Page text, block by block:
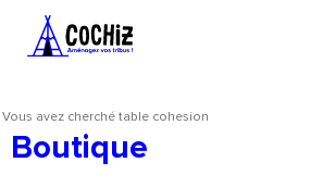
Vous avez cherché table cohesion
Boutique